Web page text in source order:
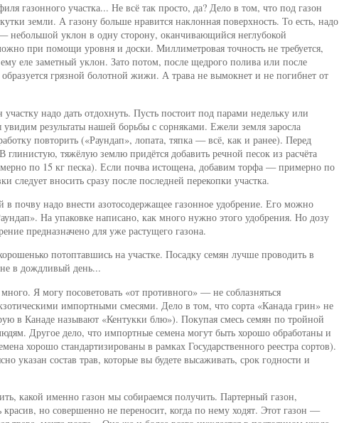
газонного участка... Не всё так просто, да? Дело в том, что под газон
земли. А газону больше нравится наклонная поверхность. То есть, надо
— небольшой уклон в одну сторону, оканчивающийся неглубокой
при помощи уровня и доски. Миллиметровая точность не требуется,
еле заметный уклон. Зато потом, после щедрого полива или после
грязной болотной жижи. А трава не вымокнет и не погибнет от
надо дать отдохнуть. Пусть постоит под парами недельку или
результаты нашей борьбы с сорняками. Ежели земля заросла
повторить («Раундап», лопата, тяпка — всё, как и ранее). Перед
тяжёлую землю придётся добавить речной песок из расчёта
по 15 кг песка). Если почва истощена, добавим торфа — примерно по
следует вносить сразу после последней перекопки участка.
в почву надо внести азотосодержащее газонное удобрение. Его можно
На упаковке написано, как много нужно этого удобрения. Но дозу
предназначено для уже растущего газона.
потоптавшись на участке. Посадку семян лучше проводить в
в дождливый день...
Я могу посоветовать «от противного» — не соблазняться
импортными смесями. Дело в том, что сорта «Канада грин» не
в Канаде называют «Кентукки блю»). Покупая смесь семян по тройной
Другое дело, что импортные семена могут быть хорошо обработаны и
хорошо стандартизированы в рамках Государственного реестра сортов).
указан состав трав, которые вы будете высаживать, срок годности и
какой именно газон мы собираемся получить. Партерный газон,
но совершенно не переносит, когда по нему ходят. Этот газон —